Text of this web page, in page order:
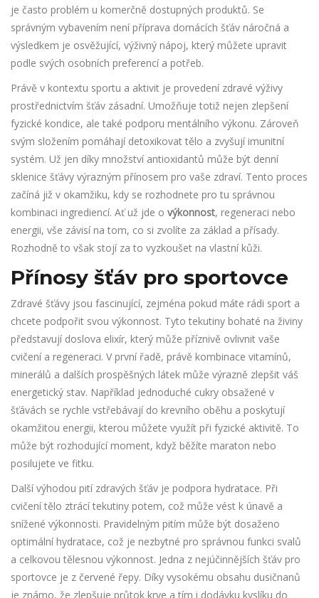
je často problém u komerčně dostupných produktů. Se
správným vybavením není příprava domácích šťáv náročná a
výsledkem je osvěžující, výživný nápoj, který můžete upravit
podle svých osobních preferencí a potřeb.
Právě v kontextu sportu a aktivit je provedení zdravé výživy
prostřednictvím šťáv zásadní. Umožňuje totiž nejen zlepšení
fyzické kondice, ale také podporu mentálního výkonu. Zároveň
svým složením pomáhají detoxikovat tělo a zvyšují imunitní
systém. Už jen díky množství antioxidantů může být denní
sklenice šťávy výrazným přínosem pro vaše zdraví. Tento proces
začíná již v okamžiku, kdy se rozhodnete pro tu správnou
kombinaci ingrediencí. Ať už jde o výkonnost, regeneraci nebo
energii, vše závisí na tom, co si zvolíte za základ a přísady.
Rozhodně to však stojí za to vyzkoušet na vlastní kůži.
Přínosy šťáv pro sportovce
Zdravé šťávy jsou fascinující, zejména pokud máte rádi sport a
chcete podpořit svou výkonnost. Tyto tekutiny bohaté na živiny
představují doslova elixír, který může příznivě ovlivnit vaše
cvičení a regeneraci. V první řadě, právě kombinace vitamínů,
minerálů a dalších prospěšných látek může výrazně zlepšit váš
energetický stav. Například jednoduché cukry obsažené v
šťávách se rychle vstřebávají do krevního oběhu a poskytují
okamžitou energii, kterou můžete využít při fyzické aktivitě. To
může být rozhodující moment, když běžíte maraton nebo
posilujete ve fitku.
Další výhodou pití zdravých šťáv je podpora hydratace. Při
cvičení tělo ztrácí tekutiny potem, což může vést k únavě a
snížené výkonnosti. Pravidelným pitím může být dosaženo
optimální hydratace, což je nezbytné pro správnou funkci svalů
a celkovou tělesnou výkonnost. Jedna z nejúčinnějších šťáv pro
sportovce je z červené řepy. Díky vysokému obsahu dusičnanů
je známo, že zlepšuje průtok krve a tím i dodávku kyslíku do